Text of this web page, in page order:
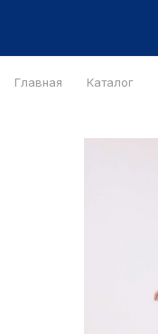
Главная Каталог